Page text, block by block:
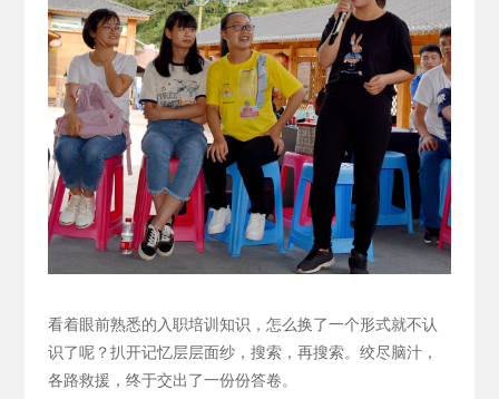
看着眼前熟悉的入职培训知识，怎么换了一个形式就不认
识了呢？扒开记忆层层面纱，搜索，再搜索。绞尽脑汁，
各路救援，终于交出了一份份答卷。